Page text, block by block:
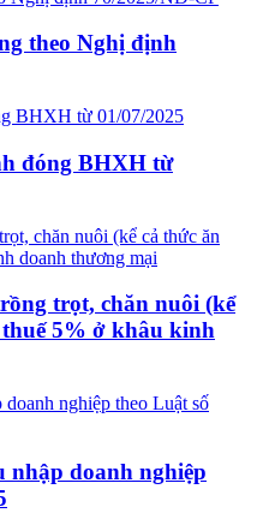
theo Nghị định
đóng BHXH từ
trọt, chăn nuôi (kể
5% ở khâu kinh
nhập doanh nghiệp